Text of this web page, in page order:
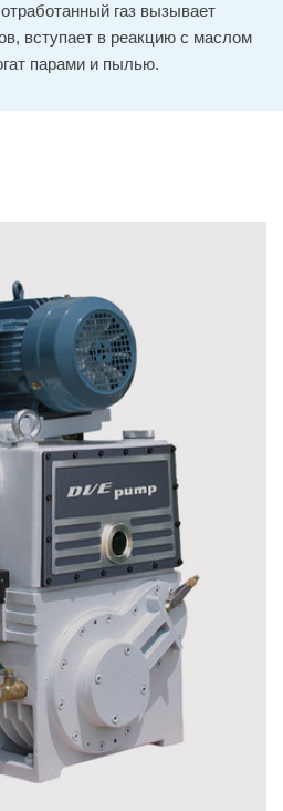
газ вызывает
вступает в реакцию с маслом
парами и пылью.